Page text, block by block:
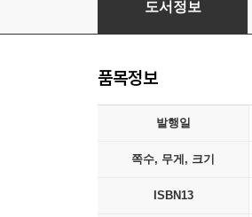
도서정보
품목정보
발행일
쪽수, 무게, 크기
ISBN13